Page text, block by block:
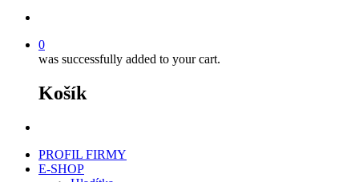
0
was successfully added to your cart.
Košík
PROFIL FIRMY
E-SHOP